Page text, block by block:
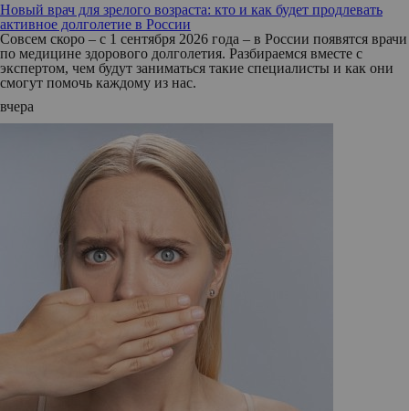
Новый врач для зрелого возраста: кто и как будет продлевать
активное долголетие в России
Совсем скоро – с 1 сентября 2026 года – в России появятся врачи
по медицине здорового долголетия. Разбираемся вместе с
экспертом, чем будут заниматься такие специалисты и как они
смогут помочь каждому из нас.
вчера